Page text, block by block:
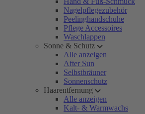
Nagelpflegezubehör
Peelinghandschuhe
Pflege Accessoires
Waschlappen
Sonne & Schutz
Alle anzeigen
After Sun
Selbstbräuner
Sonnenschutz
Haarentfernung
Alle anzeigen
Kalt- & Warmwachs